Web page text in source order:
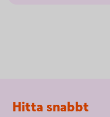
Sidfot
Hitta snabbt